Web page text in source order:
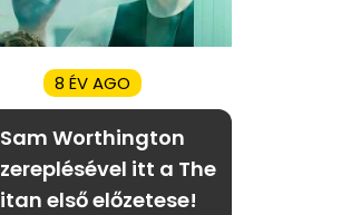
8 ÉV AGO
Sam Worthington
itt a The
első előzetese!